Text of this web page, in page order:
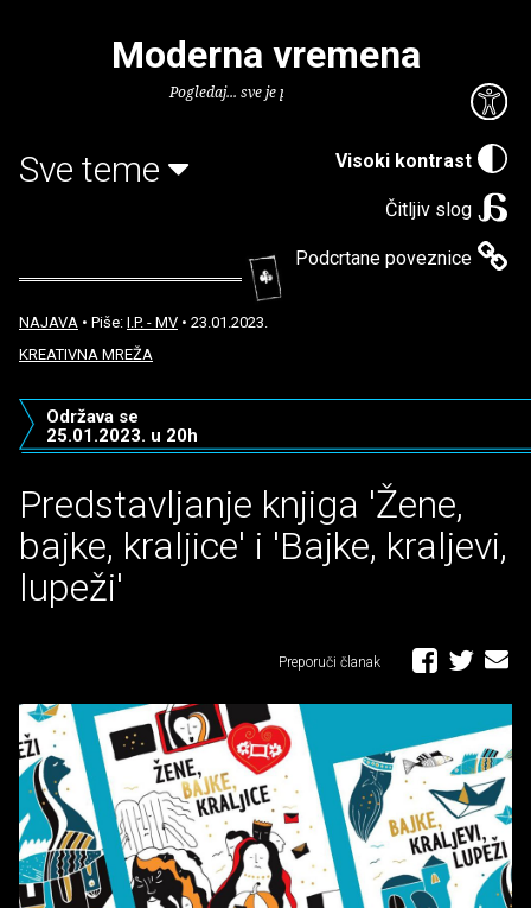
Visoki kontrast
Čitljiv slog
Podcrtane poveznice
Moderna vremena
Pogledaj... sve je puno knjiga.
Sve teme
NAJAVA • Piše: I.P. - MV • 23.01.2023.
KREATIVNA MREŽA
Predstavljanje knjiga 'Žene,
bajke, kraljice' i 'Bajke, kraljevi,
lupeži'
Održava se
25.01.2023. u 20h
Preporuči članak